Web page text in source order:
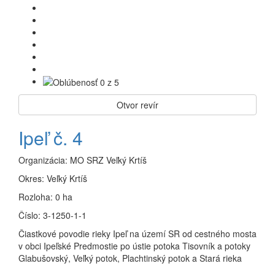
Otvor revír
Ipeľ č. 4
Organizácia: MO SRZ Veľký Krtíš
Okres: Veľký Krtíš
Rozloha: 0 ha
Číslo: 3-1250-1-1
Čiastkové povodie rieky Ipeľ na území SR od cestného mosta
v obci Ipeľské Predmostie po ústie potoka Tisovník a potoky
Glabušovský, Veľký potok, Plachtinský potok a Stará rieka